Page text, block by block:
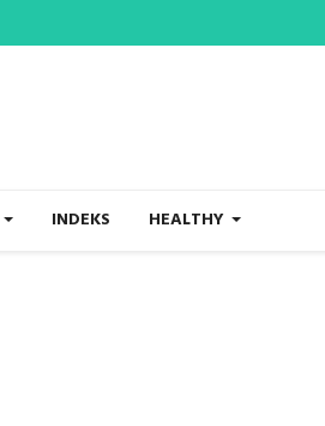
INDEKS HEALTHY